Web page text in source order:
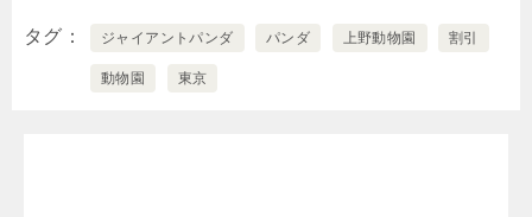
タグ ジャイアントパンダ パンダ 上野動物園 割引
動物園 東京